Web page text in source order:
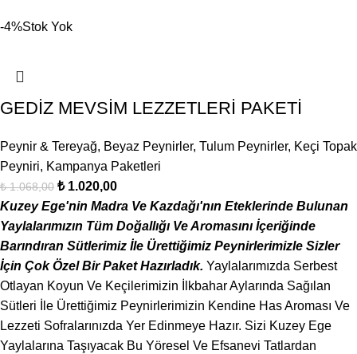
-4%Stok Yok
GEDİZ MEVSİM LEZZETLERİ PAKETİ
Peynir & Tereyağ, Beyaz Peynirler, Tulum Peynirler, Keçi Topak
Peyniri, Kampanya Paketleri
₺1.068,00 ₺1.020,00
Kuzey Ege'nin Madra Ve Kazdağı'nın Eteklerinde Bulunan
Yaylalarımızın Tüm Doğallığı Ve Aromasını İçeriğinde
Barındıran Sütlerimiz İle Ürettiğimiz Peynirlerimizle Sizler
İçin Çok Özel Bir Paket Hazırladık. Yaylalarımızda Serbest
Otlayan Koyun Ve Keçilerimizin İlkbahar Aylarında Sağılan
Sütleri İle Ürettiğimiz Peynirlerimizin Kendine Has Aroması Ve
Lezzeti Sofralarınızda Yer Edinmeye Hazır. Sizi Kuzey Ege
Yaylalarına Taşıyacak Bu Yöresel Ve Efsanevi Tatlardan